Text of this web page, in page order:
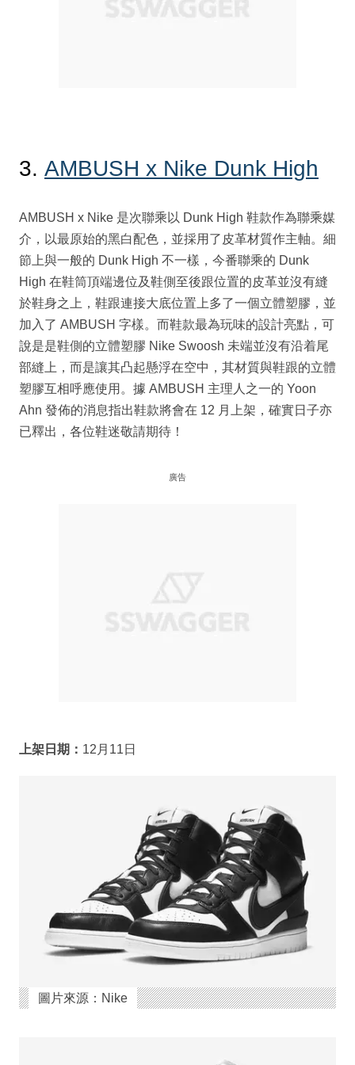
3. AMBUSH x Nike Dunk High
AMBUSH x Nike 是次聯乘以 Dunk High 鞋款作為聯乘媒
介，以最原始的黑白配色，並採用了皮革材質作主軸。細
節上與一般的 Dunk High 不一樣，今番聯乘的 Dunk
High 在鞋筒頂端邊位及鞋側至後跟位置的皮革並沒有縫
於鞋身之上，鞋跟連接大底位置上多了一個立體塑膠，並
加入了 AMBUSH 字樣。而鞋款最為玩味的設計亮點，可
說是是鞋側的立體塑膠 Nike Swoosh 未端並沒有沿着尾
部縫上，而是讓其凸起懸浮在空中，其材質與鞋跟的立體
塑膠互相呼應使用。據 AMBUSH 主理人之一的 Yoon
Ahn 發佈的消息指出鞋款將會在 12 月上架，確實日子亦
已釋出，各位鞋迷敬請期待！
廣告
上架日期： 12月11日
圖片來源：Nike